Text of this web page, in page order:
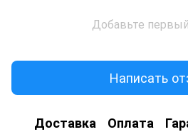
Добавьте
Написать
Доставка Оплата